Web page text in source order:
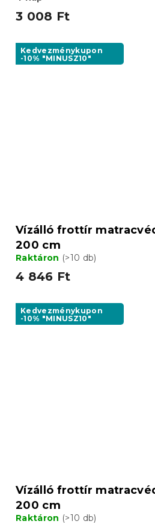
3 008 Ft
Kedvezménykupon
-10% "MINUSZ10"
Vízálló frottír
200 cm
Raktáron (>10 db)
4 846 Ft
Kedvezménykupon
-10% "MINUSZ10"
Vízálló frottír
200 cm
Raktáron (>10 db)